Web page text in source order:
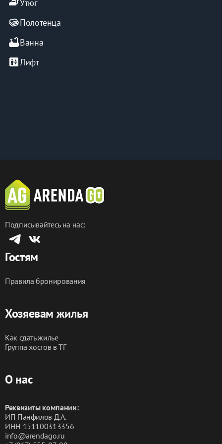
ironУтюг
Полотенца
bathtubВанна
elevatorЛифт
Подписывайтесь на нас:
Гостям
Правила бронирования
Хозяевам жилья
Как сдать жилье
Группа хостов в ТГ
О нас
Реквизиты компании:
ИП Панфилов Д.А.
ИНН 151100313356
info@arendago.ru